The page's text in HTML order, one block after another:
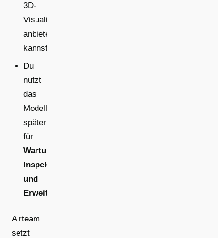
3D-
Visualisierung
anbieten
kannst.
Du
nutzt
das
Modell
später
für
Wartung,
Inspektion
und
Erweiterungen
Airteam
setzt